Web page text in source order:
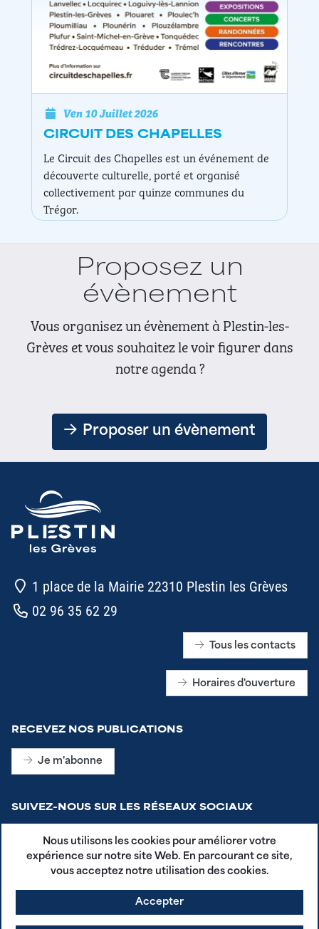
Ven 10 Juillet 2026
Chapelle Saint Efflam
dans le cadre du circuit des chapelles
Proposez un
évènement
Vous organisez un évènement à Plestin-les-
Grèves et vous souhaitez le voir figurer dans
notre agenda ?
Proposer un évènement
1 place de la Mairie 22310 Plestin les Grèves
02 96 35 62 29
Tous les contacts
Horaires d'ouverture
RECEVEZ NOS PUBLICATIONS
Je m'abonne
SUIVEZ-NOUS SUR LES RÉSEAUX SOCIAUX
Mentions légales
Nous utilisons les cookies pour améliorer votre
expérience sur notre site Web. En parcourant ce site,
vous acceptez notre utilisation des cookies.
Accepter